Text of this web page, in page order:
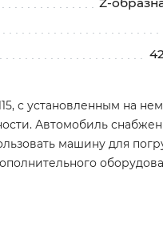
Z-
с установленным на
Автомобиль
машину для